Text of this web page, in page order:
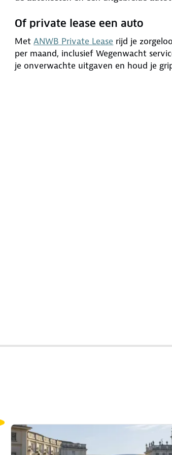
Of private lease een auto
MetANWB Private Lease rijd je
per maand, inclusief Wegenwacht
je onverwachte uitgaven en houd je